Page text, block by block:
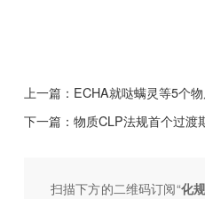
上一篇： ECHA就哒螨灵等5个
下一篇： 物质CLP法规首个过渡
扫描下方的二维码订阅“化